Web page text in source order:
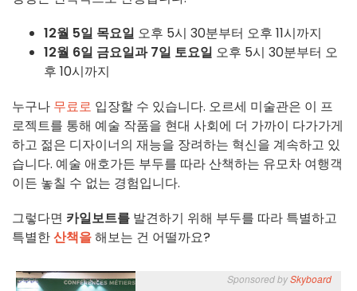
12월 5일 목요일 오후 5시 30분부터 오후 11시까지
12월 6일 금요일과 7일 토요일 오후 5시 30분부터 오
후 10시까지
누구나 무료로 입장할 수 있습니다. 오르세 미술관은 이 프
로젝트를 통해 예술 작품을 현대 사회에 더 가까이 다가가게
하고 젊은 디자이너의 재능을 장려하는 혁신을 계속하고 있
습니다. 예술 애호가든 부두를 따라 산책하는 유모차 여행객
이든 놓칠 수 없는 경험입니다.
그렇다면 카일보트를 발견하기 위해 부두를 따라 특별하고
특별한산책을해보는 건 어떨까요?